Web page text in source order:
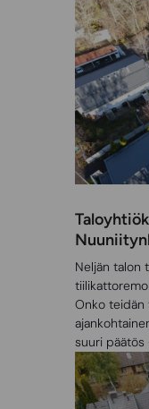
Neljän talon
Onko teidän
suuri päätös